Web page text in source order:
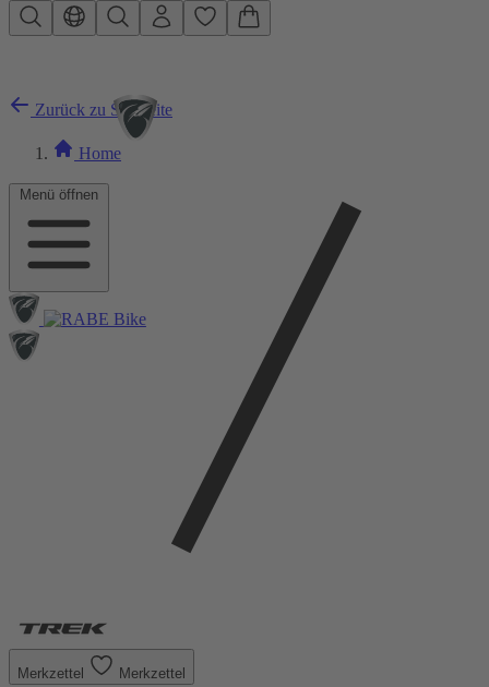
Zum Hauptinhalt springen
Menü öffnen
Zurück zu Startseite
Home
Merkzettel Merkzettel